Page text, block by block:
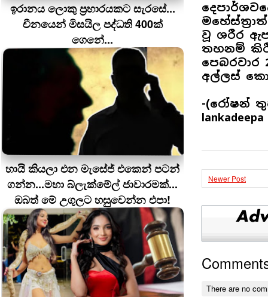
ඉරානය ලොකු ප‍්‍රහාරයකට සැරසේ...
චීනයෙන් මිසයිල පද්ධති 400ක්
ගෙනේ...
හායි කියලා එන මැසේජ් එකෙන් පටන්
ගන්න...මහා බ්ලැක්මේල් ජාවාරමක්...
ඔබත් මේ උගුලට හසුවෙන්න එපා!
වූ ශරීර
තහනම්
අල්ලස්
-(රෝෂන්
lankadeepa
Newer Post
There are no